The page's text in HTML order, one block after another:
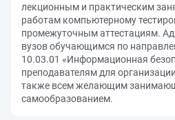
лекционным и практическим
работам компьютерному
промежуточным аттестациям.
вузов обучающимся по
10.03.01 «Информационная
преподавателям для
также всем желающим
самообразованием.